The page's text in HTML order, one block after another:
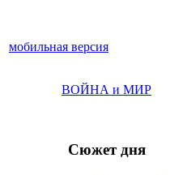
мобильная версия
ВОЙНА и МИР
Сюжет дня